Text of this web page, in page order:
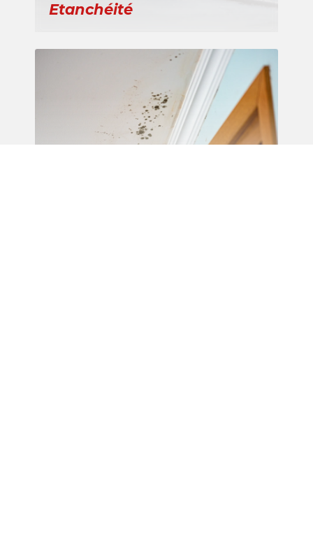
Etanchéité